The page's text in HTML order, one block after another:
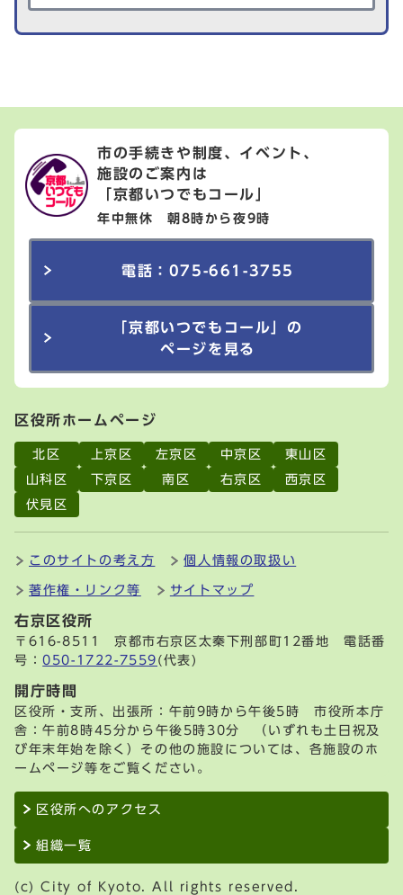
市の手続きや制度、イベント、
施設のご案内は
「京都いつでもコール」
年中無休 朝8時から夜9時
電話：075-661-3755
「京都いつでもコール」の
ページを見る
区役所ホームページ
北区 上京区 左京区 中京区
東山区
山科区
下京区 南区 右京区
西京区
伏見区
このサイトの考え方 個人情報の取扱い
著作権・リンク等 サイトマップ
右京区役所
〒616-8511 京都市右京区太秦下刑部町12番地 電話番
号：050-1722-7559 (代表)
開庁時間
区役所・支所、出張所：午前9時から午後5時 市役所本庁
舎：午前8時45分から午後5時30分 （いずれも土日祝及
び年末年始を除く）その他の施設については、各施設のホ
ームページ等をご覧ください。
区役所へのアクセス
組織一覧
(c) City of Kyoto. All rights reserved.